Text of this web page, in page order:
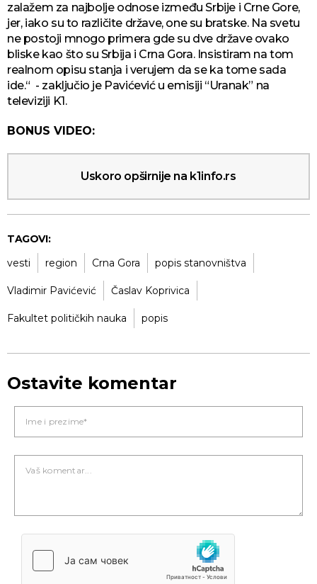
zalažem za najbolje odnose između Srbije i Crne Gore,
jer, iako su to različite države, one su bratske. Na svetu
ne postoji mnogo primera gde su dve države ovako
bliske kao što su Srbija i Crna Gora. Insistiram na tom
realnom opisu stanja i verujem da se ka tome sada
ide.“ - zaključio je Pavićević u emisiji “Uranak” na
televiziji K1.
BONUS VIDEO:
Uskoro opširnije na k1info.rs
TAGOVI:
vesti
region Crna Gora popis stanovništva
Vladimir Pavićević Časlav Koprivica
Fakultet političkih nauka popis
Ostavite komentar